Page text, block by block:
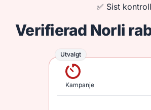
✅ Sist
Verifierad Norli
Utvalgt
Utvalgt
Kampanje